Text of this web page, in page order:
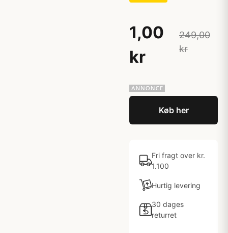
1,00
kr
249,00
kr
Køb her
Fri fragt over kr.
1.100
Hurtig levering
30 dages
returret